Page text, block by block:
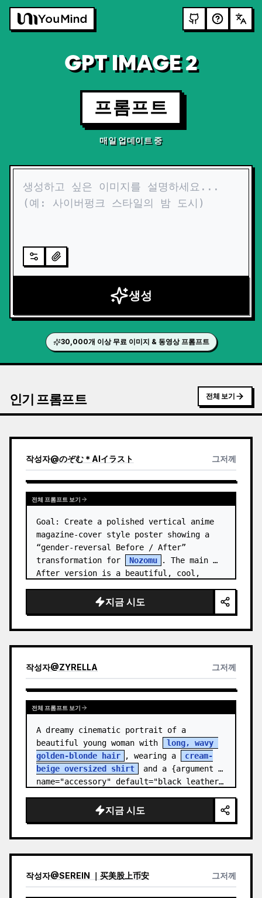
GPT IMAGE 2
프롬프트
매일 업데이트 중
생성
30,000개 이상 무료 이미지 & 동영상 프롬프트
인기 프롬프트 전체 보기
작성자@のぞむ＊AIイラスト 그저께
전체 프롬프트 보기
Goal: Create a polished vertical anime
magazine-cover style poster showing a
“gender-reversal Before / After”
transformation for
Nozomu
. The main
After version is a beautiful, cool,
지금 시도
작성자@ZYRELLA 그저께
전체 프롬프트 보기
A dreamy cinematic portrait of a
beautiful young woman with
long, wavy
golden-blonde hair
, wearing a
cream-
beige oversized shirt
and a {argument
name="accessory" default="black leather…
지금 시도
작성자@SEREIN ｜买美股上币安 그저께